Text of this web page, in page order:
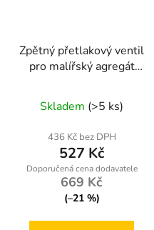
Zpětný přetlakový ventil
pro malířský agregát
1500M-ZZ
Skladem (>5 ks)
436 Kč bez DPH
527 Kč
669 Kč
(–21 %)